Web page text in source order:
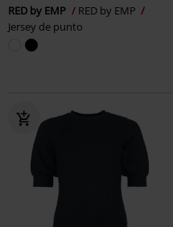
RED by EMP
RED by EMP
Jersey de punto